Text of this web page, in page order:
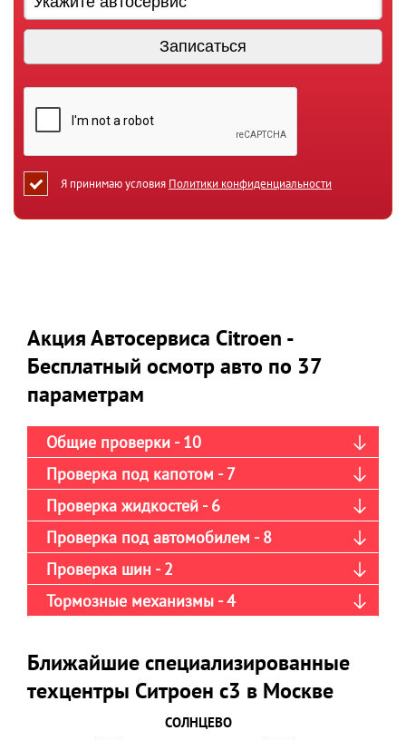
Я принимаю условия Политики конфиденциальности
Акция Автосервиса Citroen -
Бесплатный осмотр авто по 37
параметрам
Общие проверки - 10
Проверка под капотом - 7
Проверка жидкостей - 6
Проверка под автомобилем - 8
Проверка шин - 2
Тормозные механизмы - 4
Ближайшие специализированные
техцентры Ситроен с3 в Москве
СОЛНЦЕВО